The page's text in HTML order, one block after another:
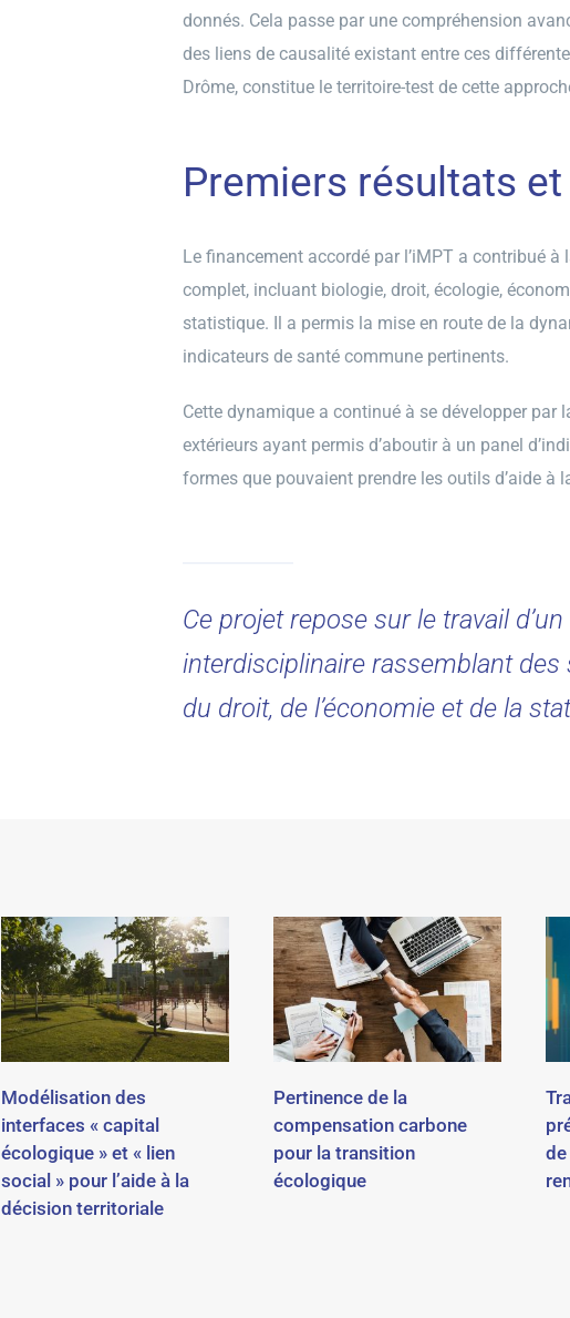
donnés. Cela passe par une compréhension
des liens de causalité existant entre ces
Drôme, constitue le territoire-test de cette
Premiers résultats
Le financement accordé par l’iMPT a contribué
complet, incluant biologie, droit, écologie,
statistique. Il a permis la mise en route de la
indicateurs de santé commune pertinents.
Cette dynamique a continué à se développer par
extérieurs ayant permis d’aboutir à un panel
formes que pouvaient prendre les outils d’aide à
Ce projet repose sur le travail
interdisciplinaire rassemblant des
du droit, de l’économie et de la
Modélisation des
interfaces « capital
écologique » et « lien
social » pour l’aide à la
décision territoriale
Pertinence de la
compensation carbone
pour la transition
écologique